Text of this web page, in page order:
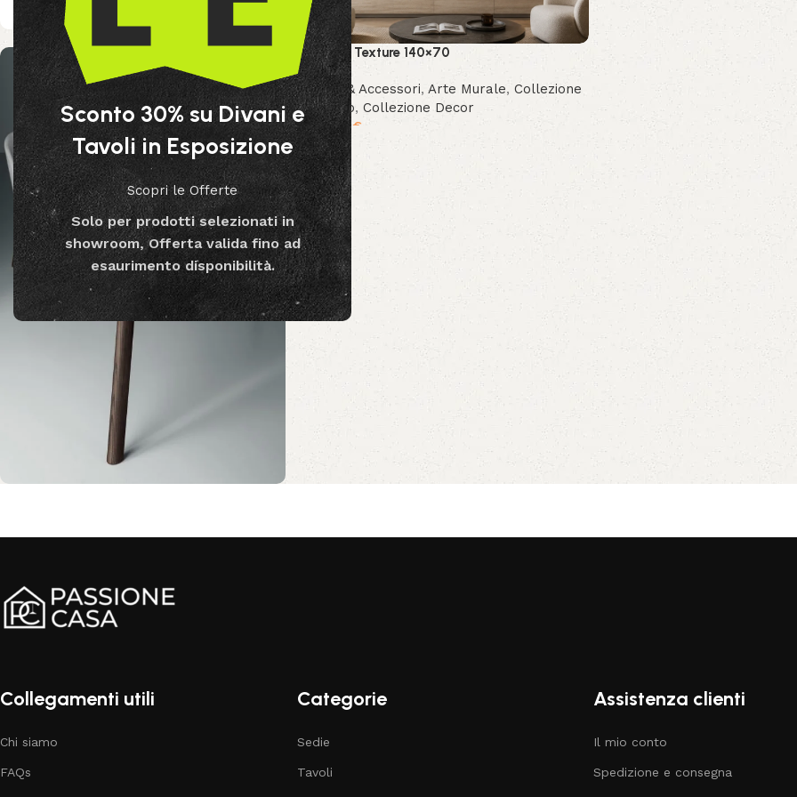
Sconto 30% su Divani e
Tavoli in Esposizione
Scopri le Offerte
Solo per prodotti selezionati in
showroom, Offerta valida fino ad
esaurimento disponibilità.
Acquista ora
Quadro Texture 140×70
Decor & Accessori, Arte Murale, Collezione
Bizzotto, Collezione Decor
169.99€
Collegamenti utili
Chi siamo
FAQs
Categorie
Sedie
Tavoli
Assistenza clienti
Il mio conto
Spedizione e consegna